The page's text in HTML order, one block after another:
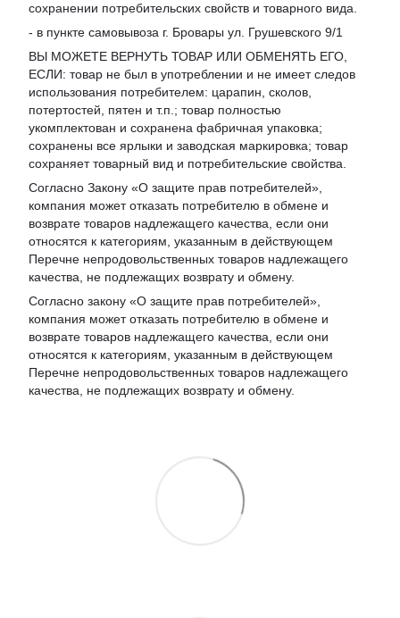
сохранении потребительских свойств и товарного вида.
- в пункте самовывоза г. Бровары ул. Грушевского 9/1
ВЫ МОЖЕТЕ ВЕРНУТЬ ТОВАР ИЛИ ОБМЕНЯТЬ ЕГО,
ЕСЛИ: товар не был в употреблении и не имеет следов
использования потребителем: царапин, сколов,
потертостей, пятен и т.п.; товар полностью
укомплектован и сохранена фабричная упаковка;
сохранены все ярлыки и заводская маркировка; товар
сохраняет товарный вид и потребительские свойства.
Согласно Закону «О защите прав потребителей»,
компания может отказать потребителю в обмене и
возврате товаров надлежащего качества, если они
относятся к категориям, указанным в действующем
Перечне непродовольственных товаров надлежащего
качества, не подлежащих возврату и обмену.
Согласно закону «О защите прав потребителей»,
компания может отказать потребителю в обмене и
возврате товаров надлежащего качества, если они
относятся к категориям, указанным в действующем
Перечне непродовольственных товаров надлежащего
качества, не подлежащих возврату и обмену.